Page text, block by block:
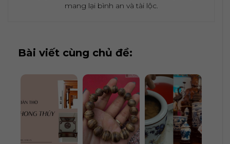
mang lại bình an và tài lộc.
Bài viết cùng chủ đề: